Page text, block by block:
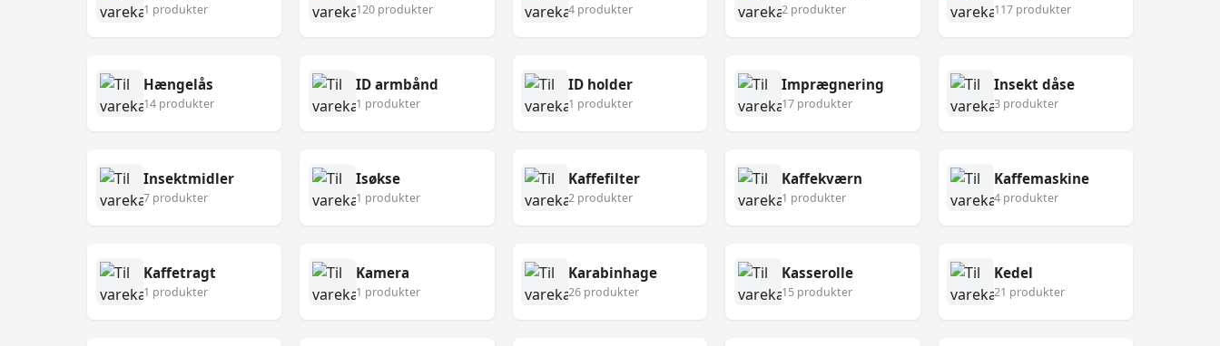
1 produkter 120 produkter 4 produkter 2 produkter 117 produkter
Hængelås
14 produkter
ID armbånd
1 produkter
ID holder
1 produkter
Imprægnering
17 produkter
Insekt dåse
3 produkter
Insektmidler
7 produkter
Isøkse
1 produkter
Kaffefilter
2 produkter
Kaffekværn
1 produkter
Kaffemaskine
4 produkter
Kaffetragt
1 produkter
Kamera
1 produkter
Karabinhage
26 produkter
Kasserolle
15 produkter
Kedel
21 produkter